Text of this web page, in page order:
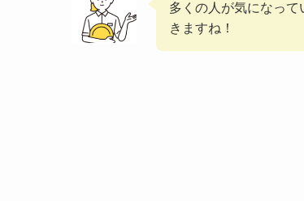
多くの人が気になっ
きますね！